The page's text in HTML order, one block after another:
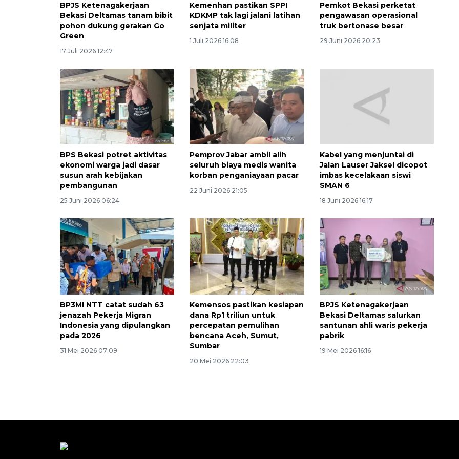
BPJS Ketenagakerjaan
Bekasi Deltamas tanam bibit
pohon dukung gerakan Go
Green
17 Juli 2026 12:47
Kemenhan pastikan SPPI
KDKMP tak lagi jalani latihan
senjata militer
1 Juli 2026 16:08
Pemkot Bekasi perketat
pengawasan operasional
truk bertonase besar
29 Juni 2026 20:23
BPS Bekasi potret aktivitas
ekonomi warga jadi dasar
susun arah kebijakan
pembangunan
25 Juni 2026 06:24
Pemprov Jabar ambil alih
seluruh biaya medis wanita
korban penganiayaan pacar
22 Juni 2026 21:05
Kabel yang menjuntai di
Jalan Lauser Jaksel dicopot
imbas kecelakaan siswi
SMAN 6
18 Juni 2026 16:17
BP3MI NTT catat sudah 63
jenazah Pekerja Migran
Indonesia yang dipulangkan
pada 2026
31 Mei 2026 07:09
Kemensos pastikan kesiapan
dana Rp1 triliun untuk
percepatan pemulihan
bencana Aceh, Sumut,
Sumbar
20 Mei 2026 22:03
BPJS Ketenagakerjaan
Bekasi Deltamas salurkan
santunan ahli waris pekerja
pabrik
19 Mei 2026 16:16
laki
2026-08-06 06:30:00